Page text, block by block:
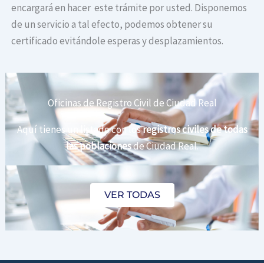
encargará en hacer este trámite por usted. Disponemos
de un servicio a tal efecto, podemos obtener su
certificado evitándole esperas y desplazamientos.
Oficinas de Registro Civil de Ciudad Real
Aquí tienes un listado con losregistros civiles de todas
las poblacionesde Ciudad Real.
VER TODAS